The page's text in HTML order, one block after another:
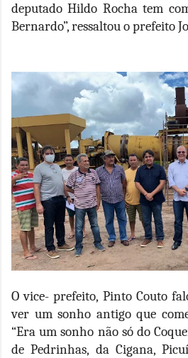
deputado Hildo Rocha tem
Bernardo”, ressaltou o prefeito
O vice- prefeito, Pinto Couto
ver um sonho antigo que
“Era um sonho não só do
de Pedrinhas, da Cigana,